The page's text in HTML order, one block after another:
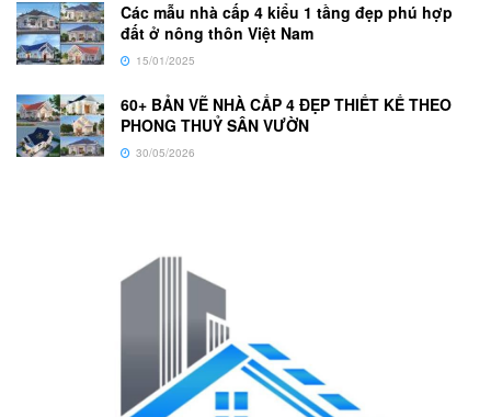
Các mẫu nhà cấp 4 kiểu 1 tầng đẹp phú hợp
đất ở nông thôn Việt Nam
15/01/2025
60+ BẢN VẼ NHÀ CẤP 4 ĐẸP THIẾT KẾ THEO
PHONG THUỶ SÂN VƯỜN
30/05/2026